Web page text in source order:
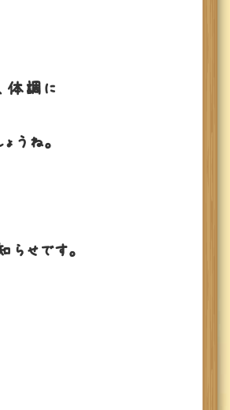
体調に
うね。
せです。